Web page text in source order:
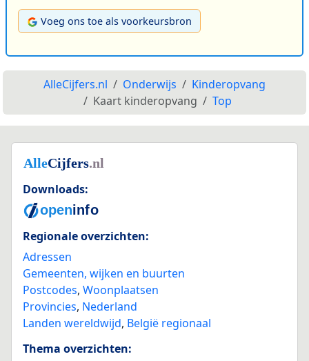
Voeg ons toe als voorkeursbron
AlleCijfers.nl Onderwijs
Kinderopvang
Kaart kinderopvang
Top
Downloads:
Regionale overzichten:
Adressen
Gemeenten, wijken en buurten
Postcodes, Woonplaatsen
Provincies, Nederland
Landen wereldwijd, België regionaal
Thema overzichten: